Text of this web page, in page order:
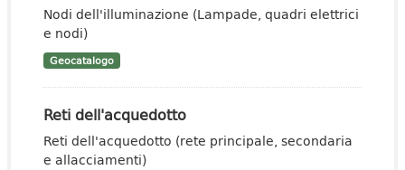
Nodi dell'illuminazione (Lampade, quadri elettrici
e nodi)
Geocatalogo
Reti dell'acquedotto
Reti dell'acquedotto (rete principale, secondaria
e allacciamenti)